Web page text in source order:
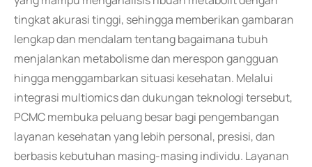
tingkat akurasi tinggi, sehingga memberikan gambaran
lengkap dan mendalam tentang bagaimana tubuh
menjalankan metabolisme dan merespon gangguan
hingga menggambarkan situasi kesehatan. Melalui
integrasi multiomics dan dukungan teknologi tersebut,
PCMC membuka peluang besar bagi pengembangan
layanan kesehatan yang lebih personal, presisi, dan
berbasis kebutuhan masing-masing individu. Layanan